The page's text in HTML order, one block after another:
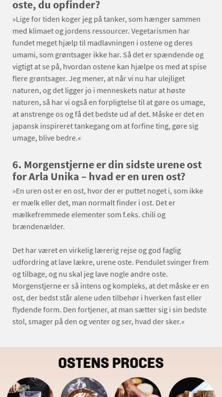
oste, du opfinder?
»Lige for tiden koger jeg på tanker, som hænger sammen
med klimaet og jordens ressourcer. Vegetarismen har
fundet meget hjælp til madlavningen i ostene og deres
umami, som grøntsager ikke har. Så det er spændende og
vigtigt at se på, hvordan ostene kan hjælpe os med at spise
flere grøntsager. Jeg mener, at når vi nu har ulejliget
naturen, og det ligger jo i menneskets natur at høste
naturen, så har vi også en forpligtelse til at gøre os umage,
at anstrenge os og få det bedste ud af det. Måske er det en
japansk inspireret tankegang om at forfine ting, gøre sig
umage, blive bedre.«
6. Morgenstjerne er din sidste urene ost
for Arla Unika – hvad er en uren ost?
»En uren ost er en ost, hvor der er puttet noget i, som ikke
er mælk eller det, man normalt finder i ost. Det er
mælkefremmede elementer som f.eks. chili og
brændenælder.
Det har været en virkelig lærerig rejse og god faglig
udfordring at lave lækre, urene oste. Pendulet svinger frem
og tilbage, og nu skal jeg lave nogle andre oste.
Morgenstjerne er så intens og kompleks, at det måske er en
ost, der bedst står alene uden tilbehør i hverken fast eller
flydende form. Den fortjener, at man sætter sig i sin bedste
stol, smager på den og venter og ser, hvad der sker.«